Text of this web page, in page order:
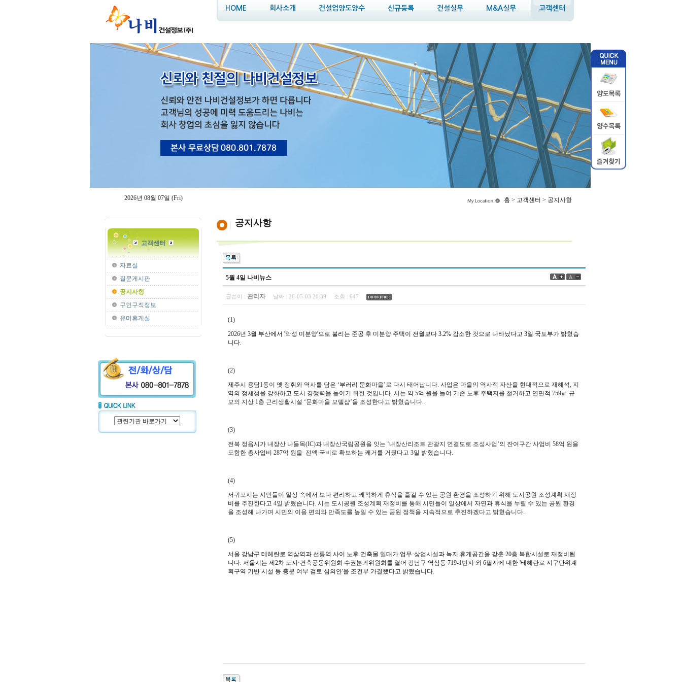
HOME 회사소개 건설업양도양수 신규등록 건설실무 M&A실무 고객센터
2026년 08월 07일 (Fri)
고객센터
자료실
질문게시판
공지사항
구인구직정보
유머휴게실
홈 > 고객센터 > 공지사항
공지사항
5월 4일 나비뉴스
글쓴이 : 관리자 날짜 : 26-05-03 20:39 조회 : 647
(1)
2026년 3월 부산에서 '악성 미분양'으로 불리는 준공 후 미분양 주택이 전월보다 3.2% 감소한 것으로 나타났다고 3일 국토부가 밝혔습
니다.
(2)
제주시 용담1동이 옛 정취와 역사를 담은 ‘부러리 문화마을’로 다시 태어납니다. 사업은 마을의 역사적 자산을 현대적으로 재해석, 지
역의 정체성을 강화하고 도시 경쟁력을 높이기 위한 것입니다. 시는 약 5억 원을 들여 기존 노후 주택지를 철거하고 연면적 759㎡ 규
모의 지상 1층 근리생활시설 ‘문화마을 모델샵’을 조성한다고 밝혔습니다.
(3)
전북 정읍시가 내장산 나들목(IC)과 내장산국립공원을 잇는 ‘내장산리조트 관광지 연결도로 조성사업’의 잔여구간 사업비 58억 원을
포함한 총사업비 287억 원을 전액 국비로 확보하는 쾌거를 거뒀다고 3일 밝혔습니다.
(4)
서귀포시는 시민들이 일상 속에서 보다 편리하고 쾌적하게 휴식을 즐길 수 있는 공원 환경을 조성하기 위해 도시공원 조성계획 재정
비를 추진한다고 4일 밝혔습니다. 시는 도시공원 조성계획 재정비를 통해 시민들이 일상에서 자연과 휴식을 누릴 수 있는 공원 환경
을 조성해 나가며 시민의 이용 편의와 만족도를 높일 수 있는 공원 정책을 지속적으로 추진하겠다고 밝혔습니다.
(5)
서울 강남구 테헤란로 역삼역과 선릉역 사이 노후 건축물 일대가 업무·상업시설과 녹지 휴게공간을 갖춘 20층 복합시설로 재정비됩
니다. 서울시는 제2차 도시·건축공동위원회 수권분과위원회를 열어 강남구 역삼동 719-1번지 외 6필지에 대한 '테헤란로 지구단위계
획구역 기반 시설 등 충분 여부 검토 심의안'을 조건부 가결했다고 밝혔습니다.